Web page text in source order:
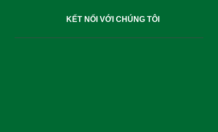
KẾT NỐI VỚI CHÚNG TÔI